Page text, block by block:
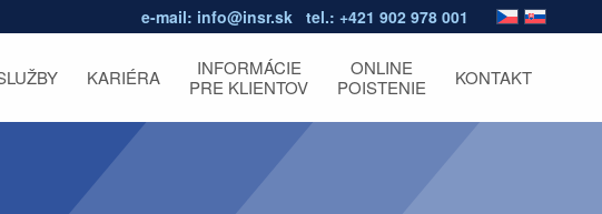
e-mail: info@insr.sk tel.: +421 902 978 001
KARIÉRA
INFORMÁCIE
PRE KLIENTOV
ONLINE
POISTENIE
KONTAKT